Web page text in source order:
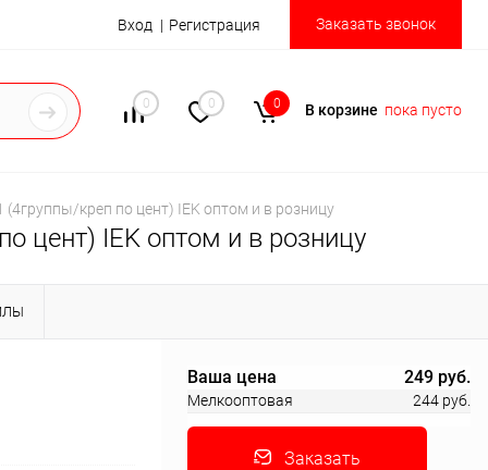
Вход Регистрация Заказать звонок
0 0 0 В корзине пока пусто
креп по цент) IEK оптом и в розницу
цент) IEK оптом и в розницу
Ваша цена 249 руб.
Мелкооптовая 244 руб.
Заказать